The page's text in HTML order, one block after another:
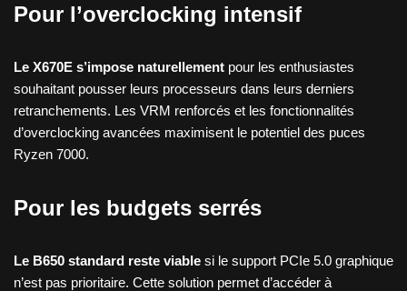
Pour l’overclocking intensif
Le X670E s’impose naturellement pour les enthusiastes
souhaitant pousser leurs processeurs dans leurs derniers
retranchements. Les VRM renforcés et les fonctionnalités
d’overclocking avancées maximisent le potentiel des puces
Ryzen 7000.
Pour les budgets serrés
Le B650 standard reste viable si le support PCIe 5.0 graphique
n’est pas prioritaire. Cette solution permet d’accéder à